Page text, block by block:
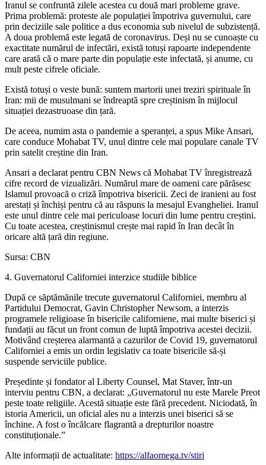
Iranul se confruntă zilele acestea cu două mari probleme grave.
Prima problemă: proteste ale populației împotriva guvernului, care
prin deciziile sale politice a dus economia sub nivelul de subzistență.
A doua problemă este legată de coronavirus. Deși nu se cunoaște cu
exactitate numărul de infectări, există totuși rapoarte independente
care arată că o mare parte din populație este infectată, și anume, cu
mult peste cifrele oficiale.
Există totuși o veste bună: suntem martorii unei treziri spirituale în
Iran: mii de musulmani se îndreaptă spre creștinism în mijlocul
situației dezastruoase din țară.
De aceea, numim asta o pandemie a speranței, a spus Mike Ansari,
care conduce Mohabat TV, unul dintre cele mai populare canale TV
prin satelit creștine din Iran.
Ansari a declarat pentru CBN News că Mohabat TV înregistrează
cifre record de vizualizări. Numărul mare de oameni care părăsesc
Islamul provoacă o criză împotriva bisericii. Zeci de iranieni au fost
arestați și închiși pentru că au răspuns la mesajul Evangheliei. Iranul
este unul dintre cele mai periculoase locuri din lume pentru creștini.
Cu toate acestea, creștinismul crește mai rapid în Iran decât în ​​
oricare altă țară din regiune.
Sursa: CBN
4. Guvernatorul Californiei interzice studiile biblice
După ce săptămănile trecute guvernatorul Californiei, membru al
Partidului Democrat, Gavin Christopher Newsom, a interzis
programele religioase în bisericile californiene, mai multe biserici și
fundații au făcut un front comun de luptă împotriva acestei decizii.
Motivând creșterea alarmantă a cazurilor de Covid 19, guvernatorul
Californiei a emis un ordin legislativ ca toate bisericile să-și
suspende serviciile publice.
Președinte și fondator al Liberty Counsel, Mat Staver, într-un
interviu pentru CBN, a declarat: „Guvernatorul nu este Marele Preot
peste toate religiile. Acestă situație este fără precedent. Niciodată, în
istoria Americii, un oficial ales nu a interzis unei biserici să se
închine. A fost o încălcare flagrantă a drepturilor noastre
constituționale.”
Alte informații de actualitate: https://alfaomega.tv/stiri